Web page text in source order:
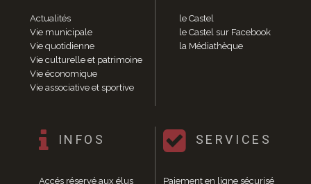
Délibérations 2013
Délibérations 2012
Délibérations 2011
Délibérations 2010
Délibérations 2009
Délibérations 2008
Toutes les actualités
Actualités
Vie municipale
Vie quotidienne
Vie culturelle et patrimoine
Vie économique
Vie associative et sportive
le Castel
le Castel sur Facebook
la Médiathèque
INFOS
Accés réservé aux élus
SERVICES
Paiement en ligne sécurisé